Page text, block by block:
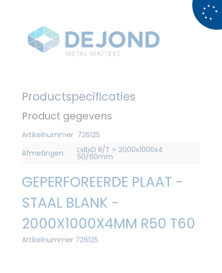
Productspecificaties
Product gegevens
Artikelnummer 726125
Afmetingen
LxBxD R/T = 2000x1000x4
50/60mm
GEPERFOREERDE PLAAT -
STAAL BLANK -
2000X1000X4MM R50 T60
Artikelnummer 726125